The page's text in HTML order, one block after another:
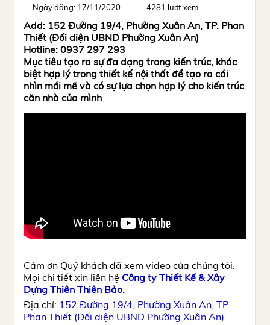
Ngày đăng: 17/11/2020 4281 lượt xem
Add: 152 Đường 19/4, Phường Xuân An, TP. Phan
Thiết (Đối diện UBND Phường Xuân An)
Hotline: 0937 297 293
Mục tiêu tạo ra sự đa dạng trong kiến trúc, khác
biệt hợp lý trong thiết kế nội thất để tạo ra cái
nhìn mới mẽ và có sự lựa chọn hợp lý cho kiến trúc
căn nhà của mình
Cảm ơn Quý khách đã xem video của chúng tôi.
Mọi chi tiết xin liên hệ Công ty Thiết Kế & Xây
Dựng Thiên Thiên Bảo.
Địa chỉ: 152 Đường 19/4, Phường Xuân An, TP.
Phan Thiết (Đối diện UBND Phường Xuân An)